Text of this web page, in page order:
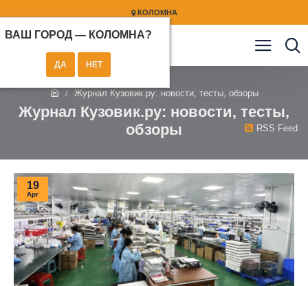
КОЛОМНА
ВАШ ГОРОД — КОЛОМНА?
Журнал Кузовик.ру: новости, тесты, обзоры
Журнал Кузовик.ру: новости, тесты,
обзоры
RSS Feed
19
Apr